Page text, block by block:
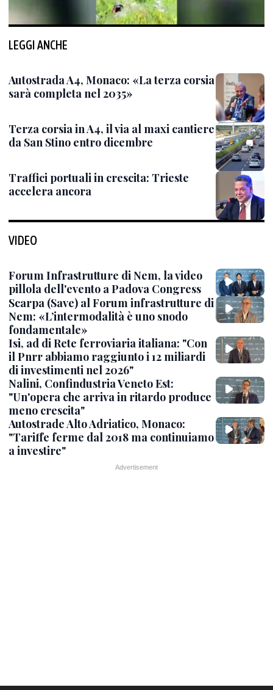
LEGGI ANCHE
Autostrada A4, Monaco: «La terza corsia
sarà completa nel 2035»
Terza corsia in A4, il via al maxi cantiere
da San Stino entro dicembre
Traffici portuali in crescita: Trieste
accelera ancora
VIDEO
Forum Infrastrutture di Nem, la video
pillola dell'evento a Padova Congress
Scarpa (Save) al Forum infrastrutture di
Nem: «L’intermodalità è uno snodo
fondamentale»
Isi, ad di Rete ferroviaria italiana: "Con
il Pnrr abbiamo raggiunto i 12 miliardi
di investimenti nel 2026"
Nalini, Confindustria Veneto Est:
"Un'opera che arriva in ritardo produce
meno crescita"
Autostrade Alto Adriatico, Monaco:
"Tariffe ferme dal 2018 ma continuiamo
a investire"